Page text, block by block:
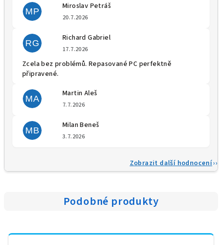
MP
Miroslav Petráš
20.7.2026
RG
Richard Gabriel
17.7.2026
Zcela bez problémů. Repasované PC perfektně
připravené.
MA
Martin Aleš
7.7.2026
MB
Milan Beneš
3.7.2026
Zobrazit další hodnocení
Podobné produkty